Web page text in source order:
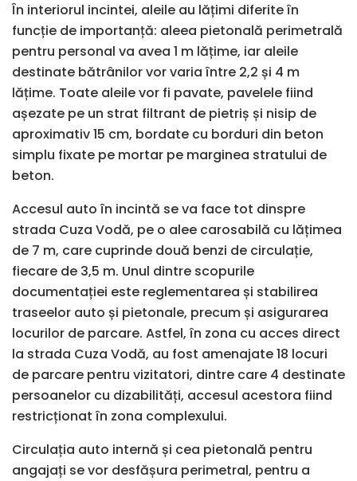
În interiorul incintei, aleile au lățimi diferite în
funcție de importanță: aleea pietonală perimetrală
pentru personal va avea 1 m lățime, iar aleile
destinate bătrânilor vor varia între 2,2 și 4 m
lățime. Toate aleile vor fi pavate, pavelele fiind
așezate pe un strat filtrant de pietriș și nisip de
aproximativ 15 cm, bordate cu borduri din beton
simplu fixate pe mortar pe marginea stratului de
beton.
Accesul auto în incintă se va face tot dinspre
strada Cuza Vodă, pe o alee carosabilă cu lățimea
de 7 m, care cuprinde două benzi de circulație,
fiecare de 3,5 m. Unul dintre scopurile
documentației este reglementarea și stabilirea
traseelor auto și pietonale, precum și asigurarea
locurilor de parcare. Astfel, în zona cu acces direct
la strada Cuza Vodă, au fost amenajate 18 locuri
de parcare pentru vizitatori, dintre care 4 destinate
persoanelor cu dizabilități, accesul acestora fiind
restricționat în zona complexului.
Circulația auto internă și cea pietonală pentru
angajați se vor desfășura perimetral, pentru a